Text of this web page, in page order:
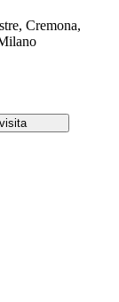
Cremona,